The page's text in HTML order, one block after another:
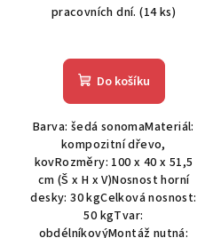
pracovních dní.(14 ks)
Do košíku
Barva: šedá sonomaMateriál:
kompozitní dřevo,
kovRozměry: 100 x 40 x 51,5
cm (Š x H x V)Nosnost horní
desky: 30 kgCelková nosnost:
50 kgTvar:
obdélníkovýMontáž nutná: